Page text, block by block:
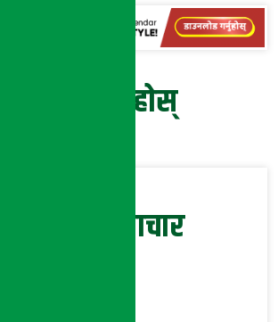
प्रतिक्रिया दिनुहोस्
सम्बन्धित समाचार